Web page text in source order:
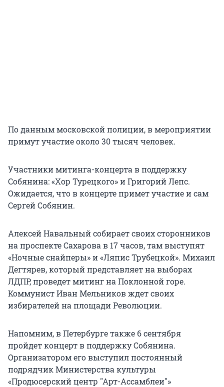
По данным московской полиции, в мероприятии
примут участие около 30 тысяч человек.
Участники митинга-концерта в поддержку
Собянина: «Хор Турецкого» и Григорий Лепс.
Ожидается, что в концерте примет участие и сам
Сергей Собянин.
Алексей Навальный собирает своих сторонников
на проспекте Сахарова в 17 часов, там выступят
«Ночные снайперы» и «Ляпис Трубецкой». Михаил
Дегтярев, который представляет на выборах
ЛДПР, проведет митинг на Поклонной горе.
Коммунист Иван Мельников ждет своих
избирателей на площади Революции.
Напомним, в Петербурге также 6 сентября
пройдет концерт в поддержку Собянина.
Организатором его выступил постоянный
подрядчик Министерства культуры
«Продюсерский центр "Арт-Ассамблеи"»